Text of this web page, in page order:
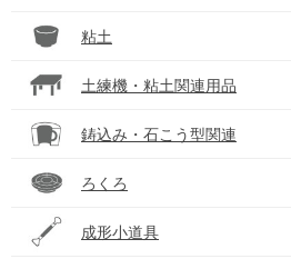
粘土
土練機・粘土関連用品
鋳込み・石こう型関連
ろくろ
成形小道具